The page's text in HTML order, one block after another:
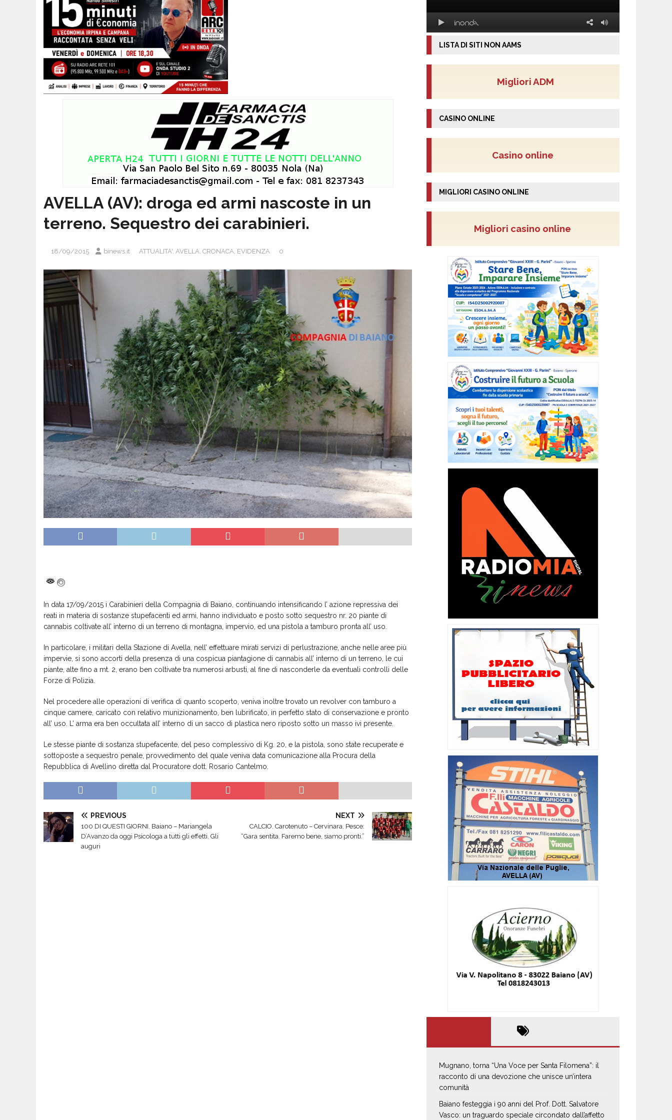
AVELLA (AV): droga ed armi nascoste in un
terreno. Sequestro dei carabinieri.
18/09/2015 binews.it ATTUALITA' AVELLA CRONACA EVIDENZA 0
In data 17/09/2015 i Carabinieri della Compagnia di Baiano, continuando intensificando l’ azione repressiva dei
reati in materia di sostanze stupefacenti ed armi, hanno individuato e posto sotto sequestro nr. 20 piante di
cannabis coltivate all’ interno di un terreno di montagna, impervio, ed una pistola a tamburo pronta all’ uso.
In particolare, i militari della Stazione di Avella, nell’ effettuare mirati servizi di perlustrazione, anche nelle aree più
impervie, si sono accorti della presenza di una cospicua piantagione di cannabis all’ interno di un terreno, le cui
piante, alte fino a mt. 2, erano ben coltivate tra numerosi arbusti, al fine di nasconderle da eventuali controlli delle
Forze di Polizia.
Nel procedere alle operazioni di verifica di quanto scoperto, veniva inoltre trovato un revolver con tamburo a
cinque camere, caricato con relativo munizionamento, ben lubrificato, in perfetto stato di conservazione e pronto
all’ uso. L’ arma era ben occultata all’ interno di un sacco di plastica nero riposto sotto un masso ivi presente.
Le stesse piante di sostanza stupefacente, del peso complessivo di Kg. 20, e la pistola, sono state recuperate e
sottoposte a sequestro penale, provvedimento del quale veniva data comunicazione alla Procura della
Repubblica di Avellino diretta dal Procuratore dott. Rosario Cantelmo.
PREVIOUS
100 DI QUESTI GIORNI. Baiano – Mariangela
D’Avanzo da oggi Psicologa a tutti gli effetti. Gli
auguri
NEXT
CALCIO. Carotenuto – Cervinara. Pesce:
“Gara sentita. Faremo bene, siamo pronti.”
LISTA DI SITI NON AAMS
Migliori ADM
CASINO ONLINE
Casino online
MIGLIORI CASINO ONLINE
Migliori casino online
Mugnano, torna “Una Voce per Santa Filomena”: il
racconto di una devozione che unisce un’intera
comunità
Baiano festeggia i 90 anni del Prof. Dott. Salvatore
Vasco: un traguardo speciale circondato dall’affetto